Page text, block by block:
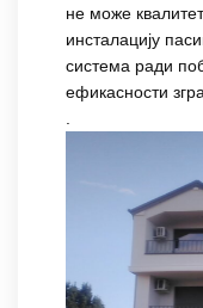
не може
инсталацију
система ради
ефикасности
.